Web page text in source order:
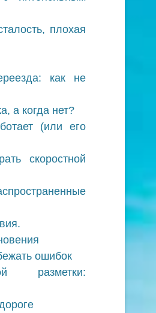
плохая
как не
а когда нет?
(или его
скоростной
ошибок
разметки: